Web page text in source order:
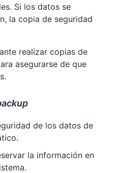
Si los datos se
la copia de seguridad
realizar copias de
asegurarse de que
de los datos de
la información en